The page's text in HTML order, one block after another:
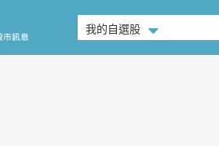
我的自選股